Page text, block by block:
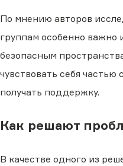
По мнению авторов
группам особенно важно
безопасным
чувствовать себя частью
получать поддержку.
Как решают
В качестве одного из